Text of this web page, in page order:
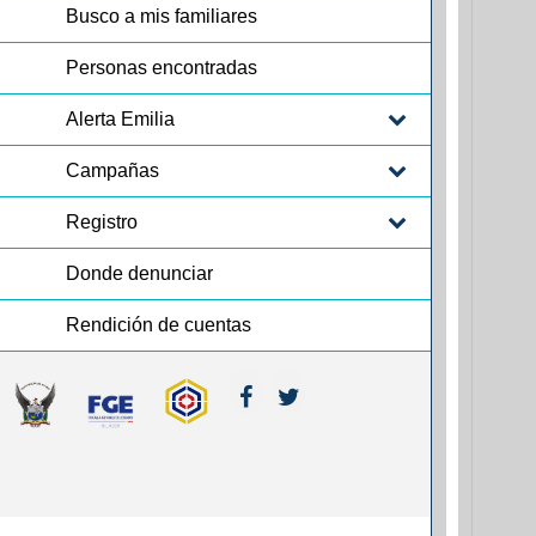
Busco a mis familiares
Personas encontradas
Alerta Emilia
Campañas
Registro
Donde denunciar
Rendición de cuentas